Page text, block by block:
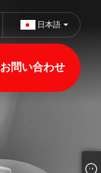
日本語
お問い合わせ